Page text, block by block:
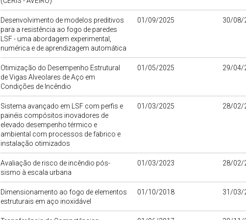
Desenvolvimento de modelos preditivos
para a resistência ao fogo de paredes
LSF - uma abordagem experimental,
numérica e de aprendizagem automática
01/09/2025 30/08/
Otimização do Desempenho Estrutural
de Vigas Alveolares de Aço em
Condições de Incêndio
01/05/2025 29/04/
Sistema avançado em LSF com perfis e
painéis compósitos inovadores de
elevado desempenho térmico e
ambiental com processos de fabrico e
instalação otimizados
01/03/2025 28/02/
Avaliação de risco de incêndio pós-
sismo à escala urbana
01/03/2023 28/02/
Dimensionamento ao fogo de elementos
estruturais em aço inoxidável
01/10/2018 31/03/